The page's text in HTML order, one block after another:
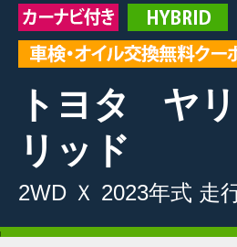
トヨタ
ヤ
リッド
2WD Ｘ 2023年式 走